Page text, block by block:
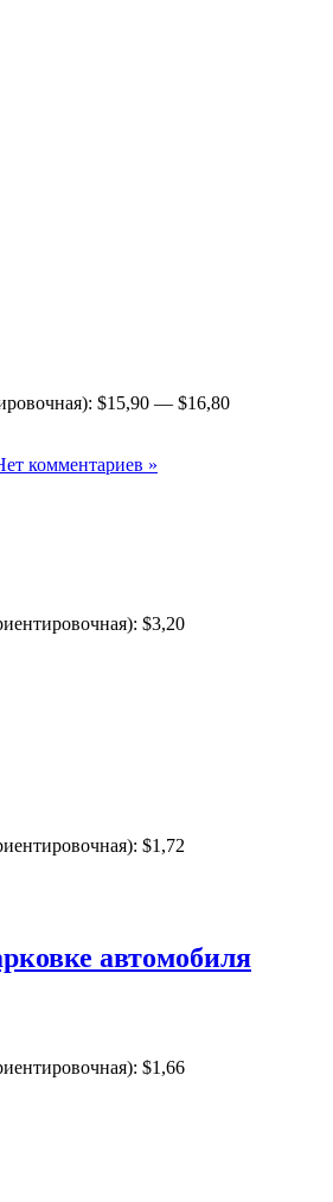
$15,90 — $16,80
комментариев »
$3,20
$1,72
автомобиля
$1,66